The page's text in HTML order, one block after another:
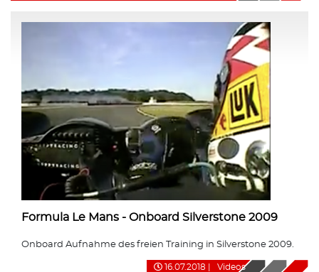
Formula Le Mans - Onboard Silverstone 2009
Onboard Aufnahme des freien Training in Silverstone 2009.
16.07.2018 Videos